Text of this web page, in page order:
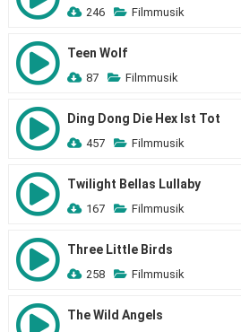
246 Filmmusik
Teen Wolf
87 Filmmusik
Ding Dong Die Hex Ist Tot
457 Filmmusik
Twilight Bellas Lullaby
167 Filmmusik
Three Little Birds
258 Filmmusik
The Wild Angels